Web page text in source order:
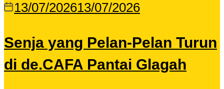
13/07/202613/07/2026
Senja yang Pelan-Pelan Turun
di de.CAFA Pantai Glagah